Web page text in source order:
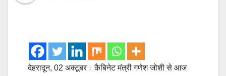
देहरादून, 02 अक्टूबर। कैबिनेट मंत्री गणेश जोशी से आज